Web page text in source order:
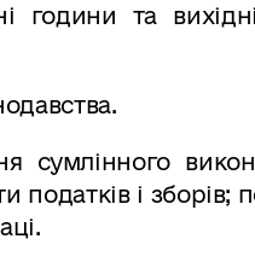
години та
сумлінного
податків і зборів;